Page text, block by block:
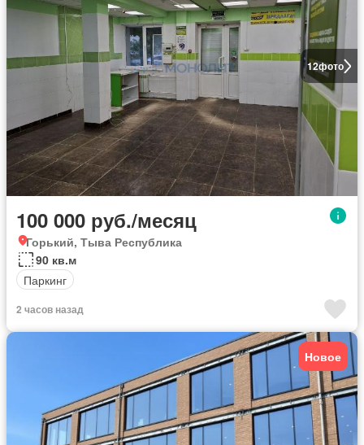
12фото
100 000 руб./месяц
Горький, Тыва Республика
90 кв.м
Паркинг
2 часов назад
Новое